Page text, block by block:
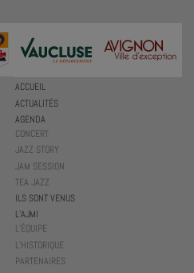
ACCUEIL
ACTUALITÉS
AGENDA
CONCERT
JAZZ STORY
JAM SESSION
TEA JAZZ
ILS SONT VENUS
L’AJMI
L’ÉQUIPE
L’HISTORIQUE
PARTENAIRES